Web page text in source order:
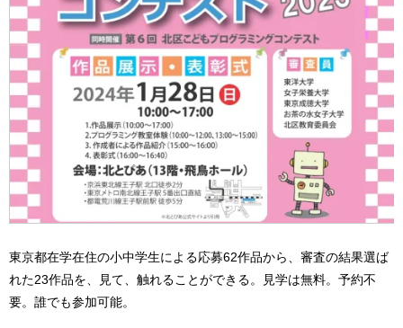
東京都在学在住の小中学生による応募62作品から、審査の結果選ば
れた23作品を、見て、触れることができる。見学は無料。予約不
要。誰でも参加可能。